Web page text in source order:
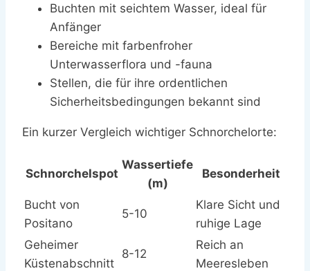
Buchten mit seichtem Wasser, ideal für
Anfänger
Bereiche mit farbenfroher
Unterwasserflora und -fauna
Stellen, die für ihre ordentlichen
Sicherheitsbedingungen bekannt sind
Ein kurzer Vergleich wichtiger Schnorchelorte:
Schnorchelspot
Wassertiefe
(m)
Besonderheit
Bucht von
Positano
5-10
Klare Sicht und
ruhige Lage
Geheimer
Küstenabschnitt
8-12
Reich an
Meeresleben